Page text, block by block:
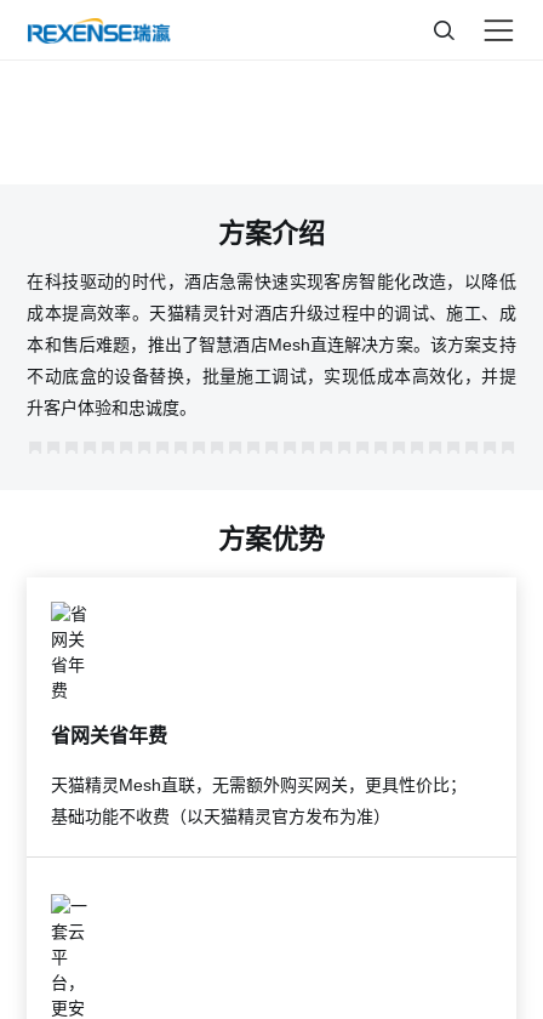
方案介绍
在科技驱动的时代，酒店急需快速实现客房智能化改造，以降低
成本提高效率。天猫精灵针对酒店升级过程中的调试、施工、成
本和售后难题，推出了智慧酒店Mesh直连解决方案。该方案支持
不动底盒的设备替换，批量施工调试，实现低成本高效化，并提
升客户体验和忠诚度。
方案优势
省网关省年费
天猫精灵Mesh直联，无需额外购买网关，更具性价比；
基础功能不收费（以天猫精灵官方发布为准）